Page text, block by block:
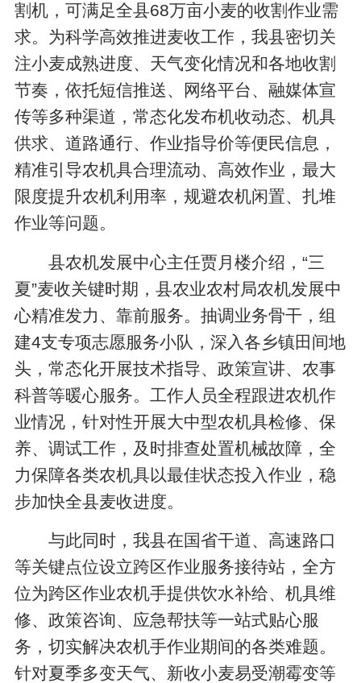
割机，可满足全县68万亩小麦的收割作业需
求。为科学高效推进麦收工作，我县密切关
注小麦成熟进度、天气变化情况和各地收割
节奏，依托短信推送、网络平台、融媒体宣
传等多种渠道，常态化发布机收动态、机具
供求、道路通行、作业指导价等便民信息，
精准引导农机具合理流动、高效作业，最大
限度提升农机利用率，规避农机闲置、扎堆
作业等问题。
县农机发展中心主任贾月楼介绍，“三
夏”麦收关键时期，县农业农村局农机发展中
心精准发力、靠前服务。抽调业务骨干，组
建4支专项志愿服务小队，深入各乡镇田间地
头，常态化开展技术指导、政策宣讲、农事
科普等暖心服务。工作人员全程跟进农机作
业情况，针对性开展大中型农机具检修、保
养、调试工作，及时排查处置机械故障，全
力保障各类农机具以最佳状态投入作业，稳
步加快全县麦收进度。
与此同时，我县在国省干道、高速路口
等关键点位设立跨区作业服务接待站，全方
位为跨区作业农机手提供饮水补给、机具维
修、政策咨询、应急帮扶等一站式贴心服
务，切实解决农机手作业期间的各类难题。
针对夏季多变天气、新收小麦易受潮霉变等